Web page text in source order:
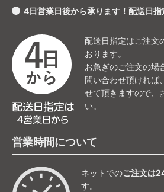
4日営業日後から承ります！配送日指
配送日指定はご注文
おります。
お急ぎのご注文の場
問い合わせ頂ければ
せて頂きますので、
い。
営業時間について
ネットでのご注文は
す。